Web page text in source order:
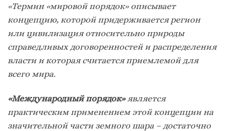
«Термин «мировой порядок» описывает
концепцию, которой придерживается регион
или цивилизация относительно природы
справедливых договоренностей и распределения
власти и которая считается приемлемой для
всего мира.
«Международный порядок»является
практическим применением этой концепции на
значительной части земного шара – достаточно